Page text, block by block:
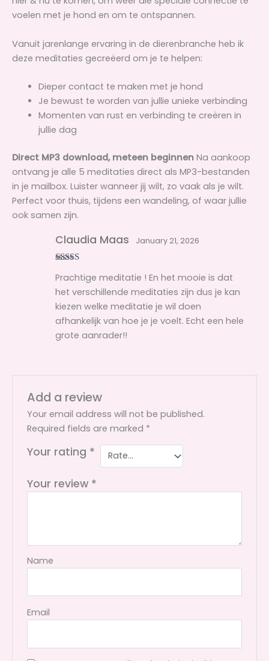
voelen met je hond en om te ontspannen.
Vanuit jarenlange ervaring in de dierenbranche heb ik
deze meditaties gecreëerd om je te helpen:
Dieper contact te maken met je hond
Je bewust te worden van jullie unieke verbinding
Momenten van rust en verbinding te creëren in
jullie dag
Direct MP3 download, meteen beginnen Na aankoop
ontvang je alle 5 meditaties direct als MP3-bestanden
in je mailbox. Luister wanneer jij wilt, zo vaak als je wilt.
Perfect voor thuis, tijdens een wandeling, of waar jullie
ook samen zijn.
of 5
Claudia Maas January 21, 2026
Prachtige meditatie ! En het mooie is dat
het verschillende meditaties zijn dus je kan
kiezen welke meditatie je wil doen
afhankelijk van hoe je je voelt. Echt een hele
grote aanrader!!
Add a review
Your email address will not be published.
Required fields are marked *
Your rating *
Your review *
Name
Email